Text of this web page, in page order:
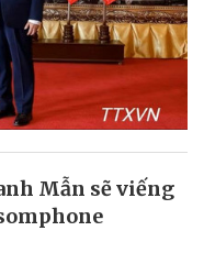
Mẫn sẽ viếng